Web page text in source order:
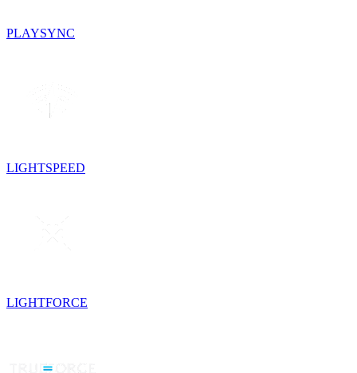
PLAYSYNC
LIGHTSPEED
LIGHTFORCE